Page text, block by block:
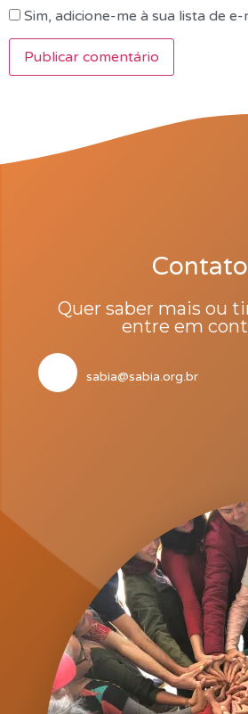
Sim, adicione-me à sua lista de e-
Contato
Quer saber mais ou
entre em
sabia@sabia.org.br